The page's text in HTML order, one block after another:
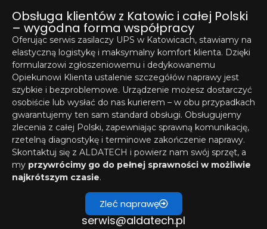
Obsługa klientów z Katowic i całej Polski
– wygodna forma współpracy
Oferując serwis zasilaczy UPS w Katowicach, stawiamy na
elastyczną logistykę i maksymalny komfort klienta. Dzięki
formularzowi zgłoszeniowemu i dedykowanemu
Opiekunowi Klienta ustalenie szczegółów naprawy jest
szybkie i bezproblemowe. Urządzenie możesz dostarczyć
osobiście lub wysłać do nas kurierem – w obu przypadkach
gwarantujemy ten sam standard obsługi. Obsługujemy
zlecenia z całej Polski, zapewniając sprawną komunikację,
rzetelną diagnostykę i terminowe zakończenie naprawy.
Skontaktuj się z ALDATECH i powierz nam swój sprzęt, a
my przywrócimy go do pełnej sprawności w możliwie
najkrótszym czasie.
Zleć naprawę
serwis@aldatech.pl